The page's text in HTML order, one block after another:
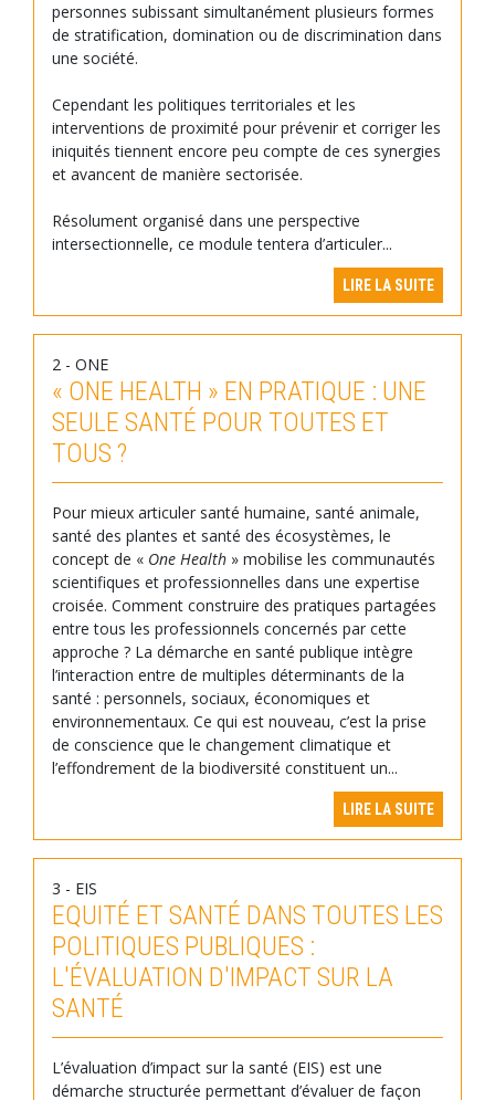
personnes subissant simultanément plusieurs formes
de stratification, domination ou de discrimination dans
une société.
Cependant les politiques territoriales et les
interventions de proximité pour prévenir et corriger les
iniquités tiennent encore peu compte de ces synergies
et avancent de manière sectorisée.
Résolument organisé dans une perspective
intersectionnelle, ce module tentera d’articuler...
LIRE LA SUITE
2 - ONE
« ONE HEALTH » EN PRATIQUE : UNE
SEULE SANTÉ POUR TOUTES ET
TOUS ?
Pour mieux articuler santé humaine, santé animale,
santé des plantes et santé des écosystèmes, le
concept de « One Health » mobilise les communautés
scientifiques et professionnelles dans une expertise
croisée. Comment construire des pratiques partagées
entre tous les professionnels concernés par cette
approche ? La démarche en santé publique intègre
l’interaction entre de multiples déterminants de la
santé : personnels, sociaux, économiques et
environnementaux. Ce qui est nouveau, c’est la prise
de conscience que le changement climatique et
l’effondrement de la biodiversité constituent un...
LIRE LA SUITE
3 - EIS
EQUITÉ ET SANTÉ DANS TOUTES LES
POLITIQUES PUBLIQUES :
L'ÉVALUATION D'IMPACT SUR LA
SANTÉ
L’évaluation d’impact sur la santé (EIS) est une
démarche structurée permettant d’évaluer de façon